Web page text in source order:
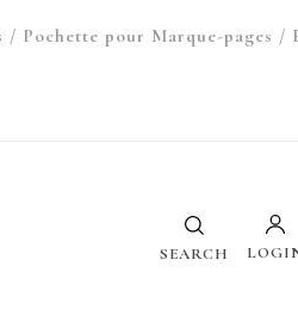
/ Pochette pour Marque-pages /
SEARCH